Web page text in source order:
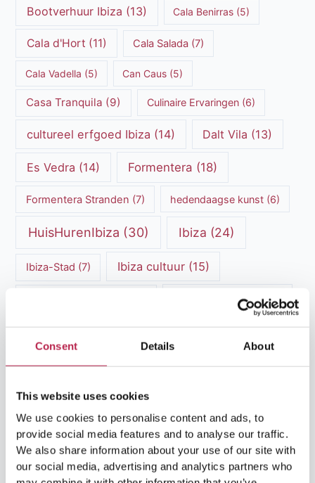
Consent Details About
This website uses cookies
We use cookies to personalise content and ads, to
provide social media features and to analyse our traffic.
We also share information about your use of our site with
our social media, advertising and analytics partners who
Bootverhuur Ibiza (13) Cala Benirras (5)
Cala d'Hort (11) Cala Salada(7)
Cala Vadella (5) Can Caus (5)
Casa Tranquila (9) Culinaire Ervaringen(6)
cultureel erfgoed Ibiza (14) Dalt Vila (13)
Es Vedra (14) Formentera (18)
Formentera Stranden (7) hedendaagse kunst(6)
HuisHurenIbiza (30) Ibiza (24)
Ibiza-Stad (7) Ibiza cultuur(15)
Ibiza nachtleven(12)
Ibiza Reisgids(5) Ibiza reistips(5)
ibiza vakantie
Ibiza Villa Verhuur (6) luxe vakantie(5)
Luxe villa's Ibiza(43) luxe villas(13)